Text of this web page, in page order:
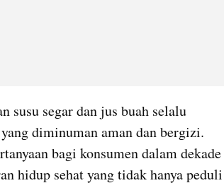
susu segar dan jus buah selalu
diminuman aman dan bergizi.
bagi konsumen dalam dekade
hidup sehat yang tidak hanya peduli